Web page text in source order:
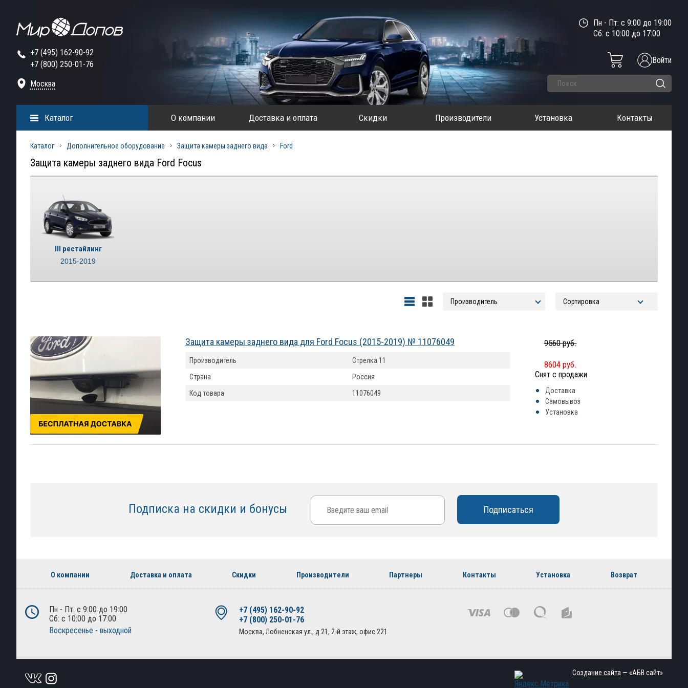
+7 (495) 162-90-92
+7 (800) 250-01-76
Москва
Пн - Пт: с 9:00 до 19:00
Сб: с 10:00 до 17:00
Войти
О компании Доставка и оплата Скидки Производители Установка Контакты
Каталог
Каталог Дополнительное оборудование Защита камеры заднего вида Ford
Защита камеры заднего вида Ford Focus
III рестайлинг
2015-2019
Защита камеры заднего вида для Ford Focus (2015-2019) № 11076049 9560 руб.
8604 руб.
Снят с продажи
Доставка
Самовывоз
Установка
Производитель
Стрелка 11
Страна
Россия
Код товара
11076049
Подписка на скидки и бонусы
О компании Доставка и оплата Скидки Производители Партнеры Контакты Установка Возврат
Пн - Пт: с 9:00 до 19:00
Сб: с 10:00 до 17:00
Воскресенье - выходной
+7 (495) 162-90-92
+7 (800) 250-01-76
Москва, Лобненская ул., д.21, 2-й этаж, офис 221
Создание сайта — «АБВ сайт»